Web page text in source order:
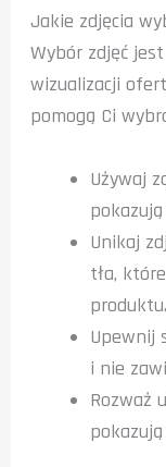
Jakie zdjęcia
Wybór zdjęć
wizualizacji
pomogą Ci
Używaj
Unikaj
tła,
produktu.
Upewnij
i nie
Rozważ